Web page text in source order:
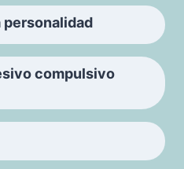
personalidad
compulsivo